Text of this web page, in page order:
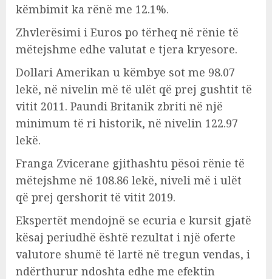
këmbimit ka rënë me 12.1%.
Zhvlerësimi i Euros po tërheq në rënie të
mëtejshme edhe valutat e tjera kryesore.
Dollari Amerikan u këmbye sot me 98.07
lekë, në nivelin më të ulët që prej gushtit të
vitit 2011. Paundi Britanik zbriti në një
minimum të ri historik, në nivelin 122.97
lekë.
Franga Zvicerane gjithashtu pësoi rënie të
mëtejshme në 108.86 lekë, niveli më i ulët
që prej qershorit të vitit 2019.
Ekspertët mendojnë se ecuria e kursit gjatë
kësaj periudhë është rezultat i një oferte
valutore shumë të lartë në tregun vendas, i
ndërthurur ndoshta edhe me efektin